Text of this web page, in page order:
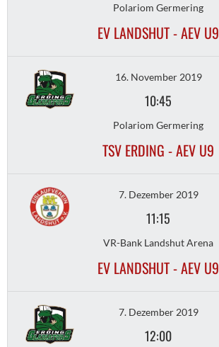
Polariom Germering
EV LANDSHUT - AEV U9
16. November 2019
10:45
Polariom Germering
TSV ERDING - AEV U9
7. Dezember 2019
11:15
VR-Bank Landshut Arena
EV LANDSHUT - AEV U9
7. Dezember 2019
12:00